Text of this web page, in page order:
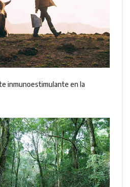
inmunoestimulante en la